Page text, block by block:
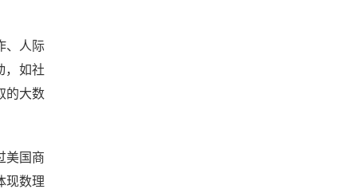
、人际
，如社
的大数
美国商
现数理